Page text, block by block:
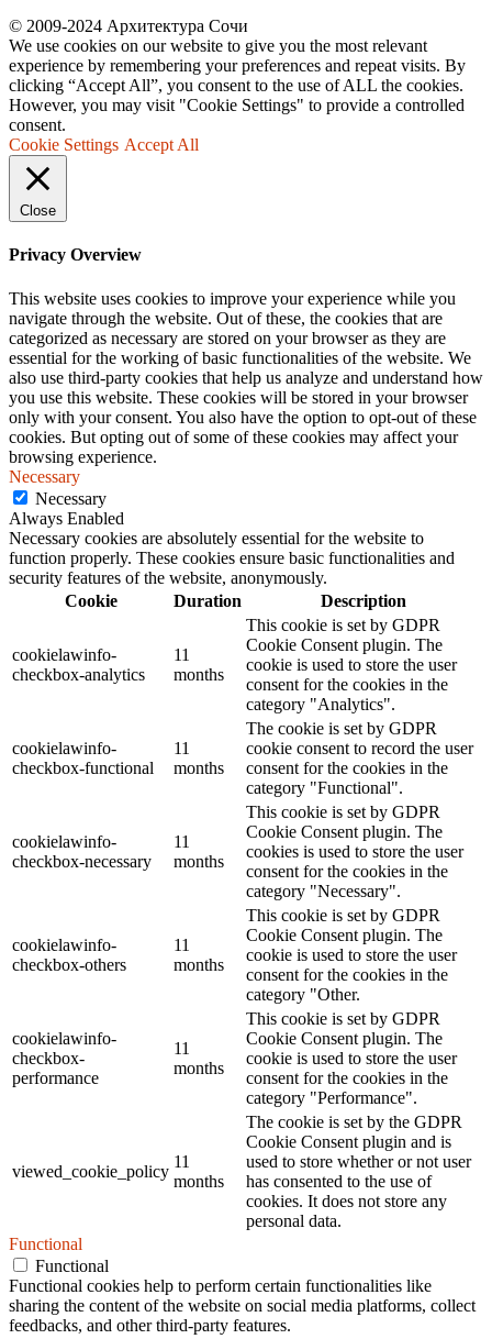
© 2009-2024 Архитектура Сочи
We use cookies on our website to give you the most relevant
experience by remembering your preferences and repeat visits. By
clicking “Accept All”, you consent to the use of ALL the cookies.
However, you may visit "Cookie Settings" to provide a controlled
consent.
Cookie Settings Accept All
Close
Privacy Overview
This website uses cookies to improve your experience while you
navigate through the website. Out of these, the cookies that are
categorized as necessary are stored on your browser as they are
essential for the working of basic functionalities of the website. We
also use third-party cookies that help us analyze and understand how
you use this website. These cookies will be stored in your browser
only with your consent. You also have the option to opt-out of these
cookies. But opting out of some of these cookies may affect your
browsing experience.
Necessary
Necessary
Always Enabled
Necessary cookies are absolutely essential for the website to
function properly. These cookies ensure basic functionalities and
security features of the website, anonymously.
Cookie
Duration Description
cookielawinfo-
checkbox-analytics
11
months
This cookie is set by GDPR
Cookie Consent plugin. The
cookie is used to store the user
consent for the cookies in the
category "Analytics".
cookielawinfo-
checkbox-functional
11
months
The cookie is set by GDPR
cookie consent to record the user
consent for the cookies in the
category "Functional".
cookielawinfo-
checkbox-necessary
11
months
This cookie is set by GDPR
Cookie Consent plugin. The
cookies is used to store the user
consent for the cookies in the
category "Necessary".
cookielawinfo-
checkbox-others
11
months
This cookie is set by GDPR
Cookie Consent plugin. The
cookie is used to store the user
consent for the cookies in the
category "Other.
cookielawinfo-
checkbox-
performance
11
months
This cookie is set by GDPR
Cookie Consent plugin. The
cookie is used to store the user
consent for the cookies in the
category "Performance".
viewed_cookie_policy
11
months
The cookie is set by the GDPR
Cookie Consent plugin and is
used to store whether or not user
has consented to the use of
cookies. It does not store any
personal data.
Functional
Functional
Functional cookies help to perform certain functionalities like
sharing the content of the website on social media platforms, collect
feedbacks, and other third-party features.